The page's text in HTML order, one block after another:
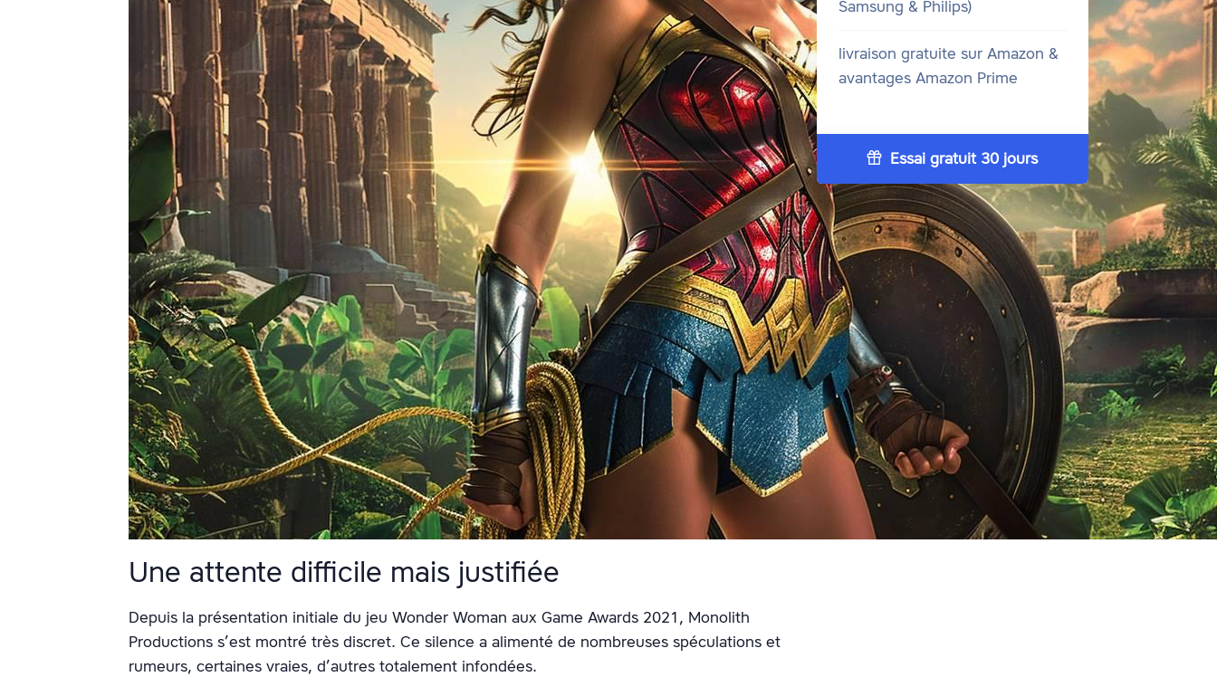
Une attente difficile mais justifiée
Depuis la présentation initiale du jeu Wonder Woman aux Game Awards 2021, Monolith
Productions s’est montré très discret. Ce silence a alimenté de nombreuses spéculations et
rumeurs, certaines vraies, d’autres totalement infondées.
Samsung & Philips)
livraison gratuite sur Amazon &
avantages Amazon Prime
Essai gratuit 30 jours